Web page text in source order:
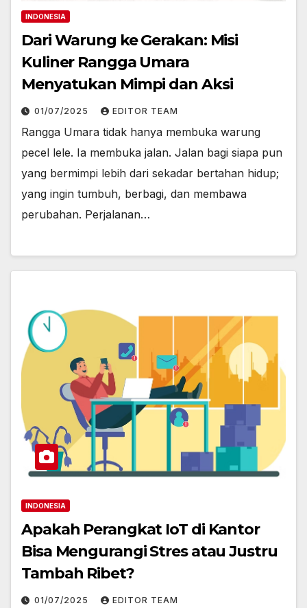
INDONESIA
Dari Warung ke Gerakan: Misi
Kuliner Rangga Umara
Menyatukan Mimpi dan Aksi
01/07/2025 EDITOR TEAM
Rangga Umara tidak hanya membuka warung
pecel lele. Ia membuka jalan. Jalan bagi siapa pun
yang bermimpi lebih dari sekadar bertahan hidup;
yang ingin tumbuh, berbagi, dan membawa
perubahan. Perjalanan…
INDONESIA
Apakah Perangkat IoT di Kantor
Bisa Mengurangi Stres atau Justru
Tambah Ribet?
01/07/2025 EDITOR TEAM